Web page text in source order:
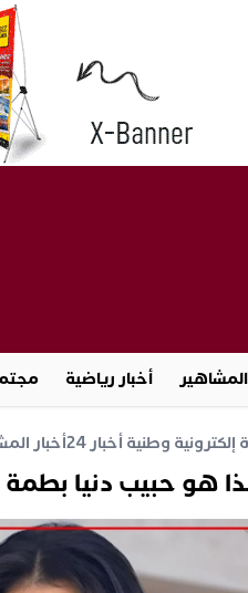
المشاهير أخبار رياضية
وطنية أخبار 24 أخبار
هو حبيب دنيا بطمة